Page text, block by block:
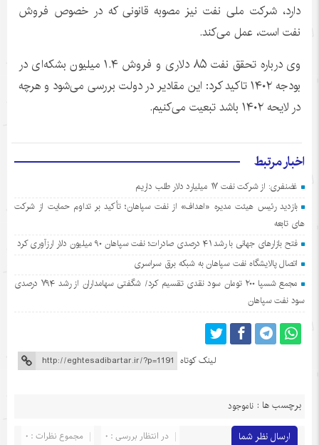
دارد، شرکت ملی نفت نیز مصوبه قانونی که در خصوص فروش
نفت است، عمل می‌کند.
وی درباره تحقق نفت ۸۵ دلاری و فروش ۱.۴ میلیون بشکه‌ای در
بودجه ۱۴۰۲ تاکید کرد: این مقادیر در دولت بررسی می‌شود و هرچه
در لایحه ۱۴۰۲ باشد تبعیت می‌کنیم.
اخبار مرتبط
غضنفری: از شرکت نفت ۱۷ میلیارد دلار طلب داریم
بازدید رئیس هیئت مدیره «اهداف» از نفت سپاهان؛ تأکید بر تداوم حمایت از شرکت
های تابعه
فتح بازارهای جهانی با رشد ۴۱ درصدی صادرات؛ نفت سپاهان ۹۰ میلیون دلار ارزآوری کرد
اتصال پالایشگاه نفت سپاهان به شبکه برق سراسری
مجمع شسپا ۲۰۰ تومان سود نقدی تقسیم کرد/ شگفتی سهامداران از رشد ۷۹۴ درصدی
سود نفت سپاهان
لینک کوتاه
برچسب ها : ناموجود
ارسال نظر شما مجموع نظرات : 0
در انتظار بررسی : 0